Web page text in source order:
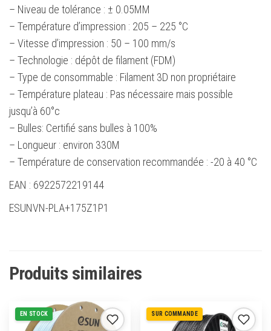
– Niveau de tolérance : ± 0.05MM
– Température d’impression : 205 – 225 °C
– Vitesse d’impression : 50 – 100 mm/s
– Technologie : dépôt de filament (FDM)
– Type de consommable : Filament 3D non propriétaire
– Température plateau : Pas nécessaire mais possible
jusqu’à 60°c
– Bulles: Certifié sans bulles à 100%
– Longueur : environ 330M
– Température de conservation recommandée : -20 à 40 °C
EAN : 6922572219144
ESUNVN-PLA+175Z1P1
Produits similaires
EN STOCK SUR COMMANDE